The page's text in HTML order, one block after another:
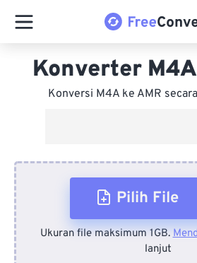
Konverter
Konversi M4A ke AMR
Pilih File
Dari
Ukuran file maksimum 1GB.
lanjut